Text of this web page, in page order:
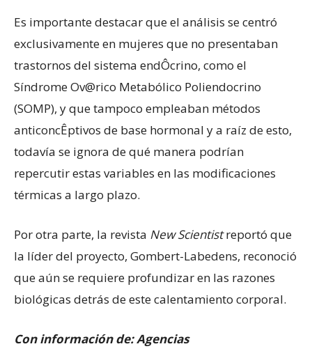
Es importante destacar que el análisis se centró
exclusivamente en mujeres que no presentaban
trastornos del sistema endÔcrino, como el
Síndrome Ov@rico Metabólico Poliendocrino
(SOMP), y que tampoco empleaban métodos
anticoncÊptivos de base hormonal y a raíz de esto,
todavía se ignora de qué manera podrían
repercutir estas variables en las modificaciones
térmicas a largo plazo.
Por otra parte, la revista New Scientistreportó que
la líder del proyecto, Gombert-Labedens, reconoció
que aún se requiere profundizar en las razones
biológicas detrás de este calentamiento corporal.
Con información de: Agencias